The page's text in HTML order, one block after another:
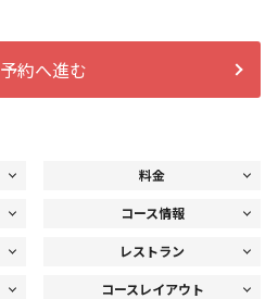
予約へ進む
料金
コース情報
レストラン
コースレイアウト